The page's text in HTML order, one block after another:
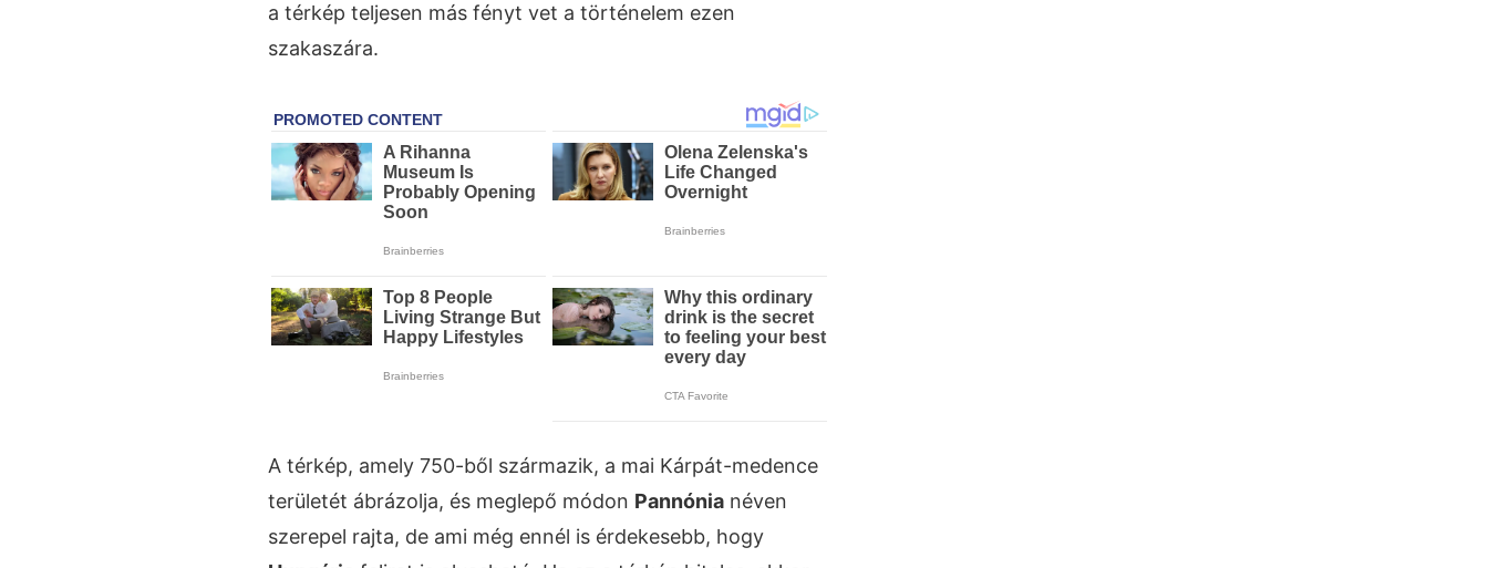
a térkép teljesen más fényt vet a történelem ezen
szakaszára.
A térkép, amely 750-ből származik, a mai Kárpát-medence
területét ábrázolja, és meglepő módon Pannónia néven
szerepel rajta, de ami még ennél is érdekesebb, hogy